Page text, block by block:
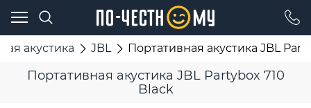
акустика JBL Портативная акустика JBL
Портативная акустика JBL Partybox 710
Black